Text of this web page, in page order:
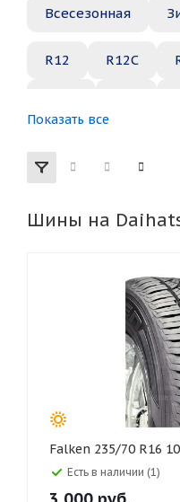
Всесезонная
R12 R12C
R22
155 165
275
325
40
55 65
Показать все
Шины на
Falken 235/70
Есть в наличии (1)